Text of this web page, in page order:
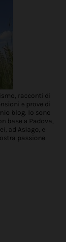
racconti di
e prove di
blog. Io sono
base a Padova,
ad Asiago, e
passione